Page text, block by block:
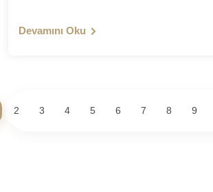
Devamını Oku
2 3 4 5 6 7 8 9